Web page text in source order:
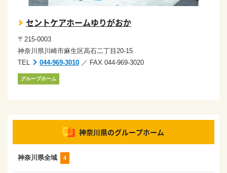
セントケアホームゆりがおか
〒215-0003
神奈川県川崎市麻生区高石二丁目20-15
TEL
044-969-3010 ／ FAX 044-969-3020
グループホーム
神奈川県のグループホーム
神奈川県全域 4